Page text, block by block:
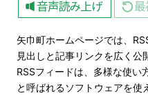
矢巾町ホームページでは、
見出しと記事リンクを広く公
RSSフィードは、多様な使い
と呼ばれるソフトウェアを使